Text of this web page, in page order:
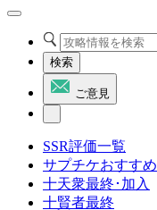
検索
ご意見
SSR評価一覧
サプチケおすすめ
十天衆最終･加入
十賢者最終